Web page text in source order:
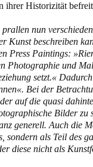
ihrer Historizität
nun
Kunst beschreiben
Press Paintings:
Photographie und
setzt.«
Bei der
auf die quasi
Bilder zu
generell. Auch die
sondern als Teil des
diese nicht als